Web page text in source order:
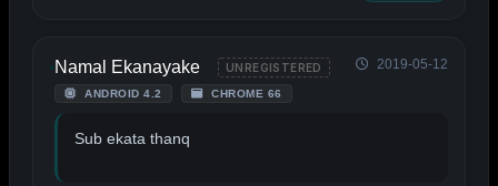
Namal Ekanayake UNREGISTERED
ANDROID 4.2 CHROME 66
2019-05-12
Sub ekata thanq